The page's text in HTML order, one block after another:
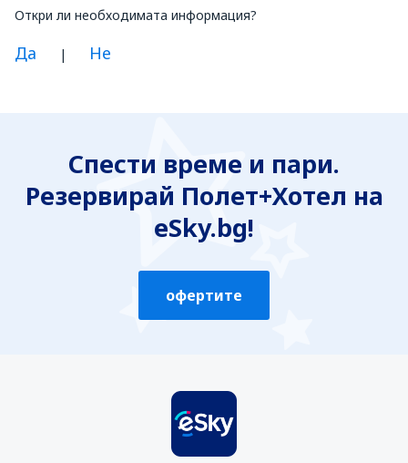
Откри ли необходимата информация?
Да | Не
Неточна
Неизчерпателна
Твърде обемна
Спести време и пари.
Резервирай Полет+Хотел на
eSky.bg!
офертите